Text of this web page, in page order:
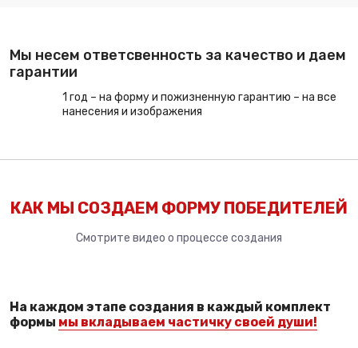
Мы несем ответсвенность за качество и даем
гарантии
1 год – на форму и пожизненную гарантию – на все
нанесения и изображения
КАК МЫ СОЗДАЕМ ФОРМУ ПОБЕДИТЕЛЕЙ
Смотрите видео о процессе создания
На каждом этапе создания в каждый комплект
формы мы вкладываем частичку своей души!